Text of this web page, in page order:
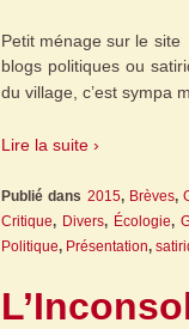
Petit ménage sur le
blogs politiques ou
du village, c’est sympa
Lire la suite ›
Publié dans 2015, Brèves,
Critique, Divers, Écologie,
Politique, Présentation,